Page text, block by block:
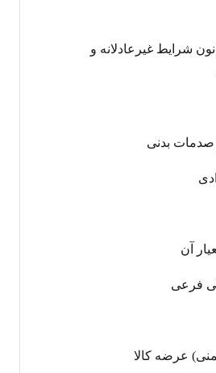
شرایط غیرعادلانه و
صدمات بدنی
آن
فرعی
عرضه کالا